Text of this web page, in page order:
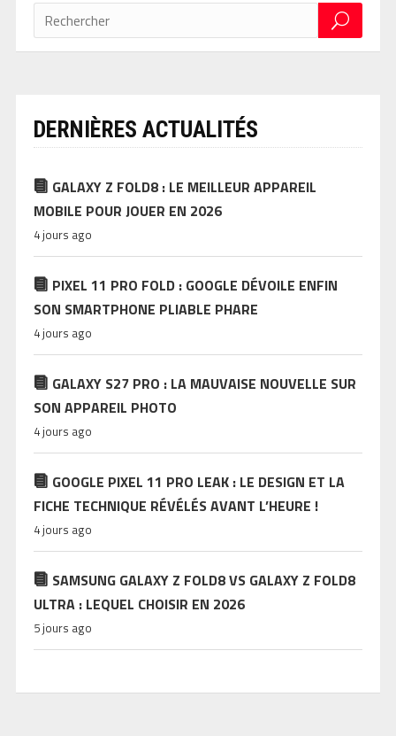
DERNIÈRES ACTUALITÉS
GALAXY Z FOLD8 : LE MEILLEUR APPAREIL
MOBILE POUR JOUER EN 2026
4 jours ago
PIXEL 11 PRO FOLD : GOOGLE DÉVOILE ENFIN
SON SMARTPHONE PLIABLE PHARE
4 jours ago
GALAXY S27 PRO : LA MAUVAISE NOUVELLE SUR
SON APPAREIL PHOTO
4 jours ago
GOOGLE PIXEL 11 PRO LEAK : LE DESIGN ET LA
FICHE TECHNIQUE RÉVÉLÉS AVANT L’HEURE !
4 jours ago
SAMSUNG GALAXY Z FOLD8 VS GALAXY Z FOLD8
ULTRA : LEQUEL CHOISIR EN 2026
5 jours ago